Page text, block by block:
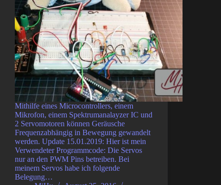
Mithilfe eines Microcontrollers, einem
Mikrofon, einem Spektrumanalayzer IC und
2 Servomotoren können Geräusche
Frequenzabhängig in Bewegung gewandelt
werden. Update 15.01.2019: Hier ist mein
Verwendeter Programmcode: Die Servos
nur an den PWM Pins betreiben. Bei
meinem Servos habe ich folgende
Belegung…